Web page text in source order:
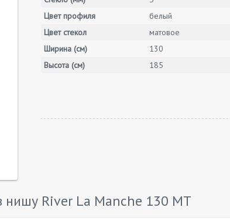
Цвет профиля
белый
Цвет стекол
матовое
Ширина (см)
130
Высота (см)
185
нишу River La Manche 130 МТ